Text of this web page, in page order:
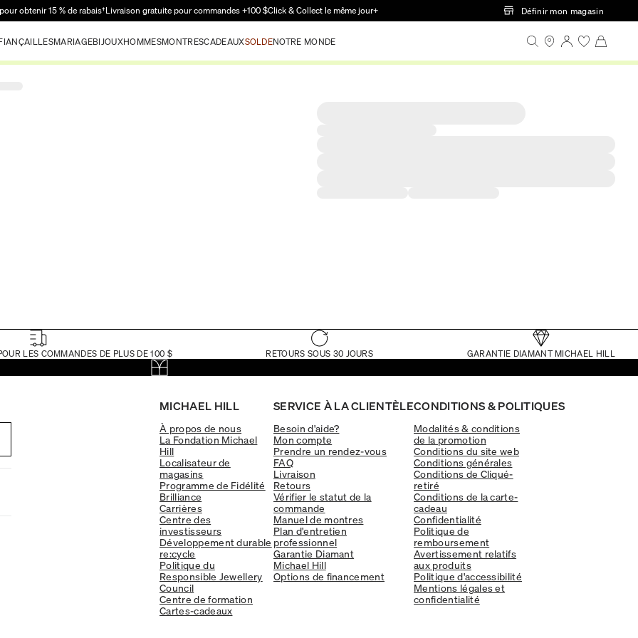
Passer au contenu principal
obtenir 15 % de rabais†Livraison gratuite pour commandes +100 $Click & Collect le même jour+ Définir mon magasin
MARIAGEBIJOUXHOMMESMONTRESCADEAUXSOLDENOTRE MONDE
LES COMMANDES DE PLUS DE 100 $ RETOURS SOUS 30 JOURS GARANTIE DIAMANT MICHAEL HILL
MICHAEL HILL
À propos de nous
La Fondation Michael
Hill
Localisateur de
magasins
Programme de Fidélité
Brilliance
Carrières
Centre des
investisseurs
Développement durable
re:cycle
Politique du
Responsible Jewellery
Council
Centre de formation
Cartes-cadeaux
SERVICE À LA CLIENTÈLE
Besoin d'aide?
Mon compte
Prendre un rendez-vous
FAQ
Livraison
Retours
Vérifier le statut de la
commande
Manuel de montres
Plan d'entretien
professionnel
Garantie Diamant
Michael Hill
Options de financement
CONDITIONS & POLITIQUES
Modalités & conditions
de la promotion
Conditions du site web
Conditions générales
Conditions de Cliqué-
retiré
Conditions de la carte-
cadeau
Confidentialité
Politique de
remboursement
Avertissement relatifs
aux produits
Politique d'accessibilité
Mentions légales et
confidentialité